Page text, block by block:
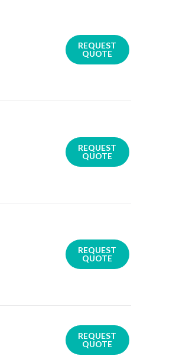
REQUEST
QUOTE
REQUEST
QUOTE
REQUEST
QUOTE
REQUEST
QUOTE